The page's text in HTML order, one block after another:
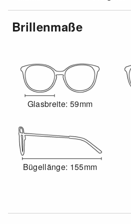
Brillenmaße
Glasbreite: 59mm
Bügellänge: 155mm